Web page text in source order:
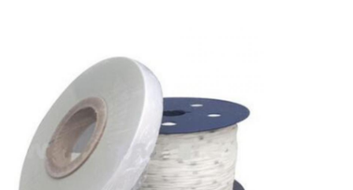
PRIVACY
POLICY